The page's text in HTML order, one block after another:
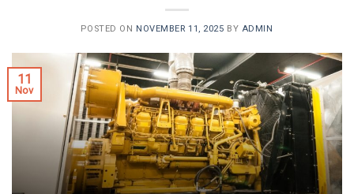
POSTED ON NOVEMBER 11, 2025 BY ADMIN
11
Nov